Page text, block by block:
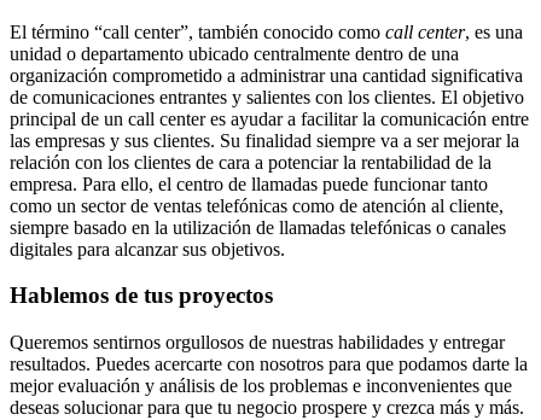
El término “call center”, también conocido como call center, es una
unidad o departamento ubicado centralmente dentro de una
organización comprometido a administrar una cantidad significativa
de comunicaciones entrantes y salientes con los clientes. El objetivo
principal de un call center es ayudar a facilitar la comunicación entre
las empresas y sus clientes. Su finalidad siempre va a ser mejorar la
relación con los clientes de cara a potenciar la rentabilidad de la
empresa. Para ello, el centro de llamadas puede funcionar tanto
como un sector de ventas telefónicas como de atención al cliente,
siempre basado en la utilización de llamadas telefónicas o canales
digitales para alcanzar sus objetivos.
Hablemos de tus proyectos
Queremos sentirnos orgullosos de nuestras habilidades y entregar
resultados. Puedes acercarte con nosotros para que podamos darte la
mejor evaluación y análisis de los problemas e inconvenientes que
deseas solucionar para que tu negocio prospere y crezca más y más.